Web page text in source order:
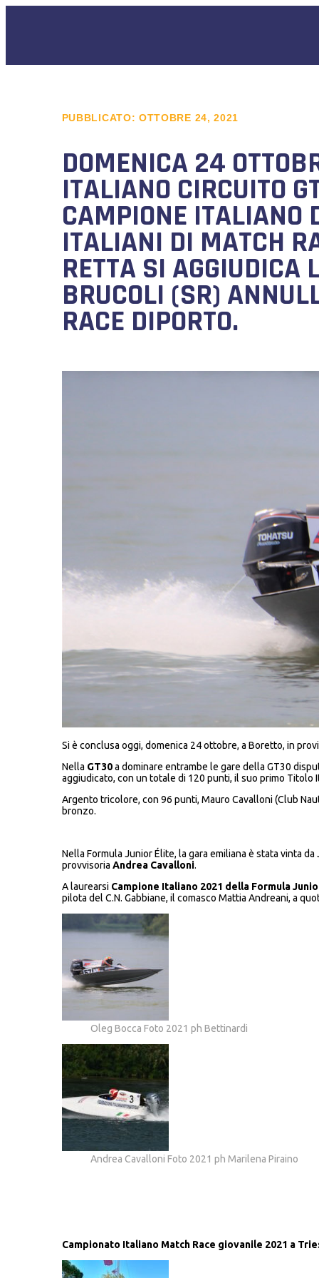
PUBBLICATO:OTTOBRE 24, 2021
DOMENICA 24
ITALIANO CIRCUITO
CAMPIONE ITALIANO
ITALIANI DI MATCH
RETTA SI
BRUCOLI (SR)
RACE DIPORTO.
Si è conclusa oggi, domenica 24 ottobre, a Boretto, in
Nella GT30a dominare entrambe le gare della GT30
aggiudicato, con un totale di 120 punti, il suo primo Titolo
Argento tricolore, con 96 punti, Mauro Cavalloni (Club
bronzo.
Nella Formula Junior Élite, la gara emiliana è stata vinta
provvisoria Andrea Cavalloni.
A laurearsi Campione Italiano 2021 della Formula
pilota del C.N. Gabbiane, il comasco Mattia Andreani, a
Oleg Bocca Foto 2021 ph Bettinardi
Andrea Cavalloni Foto 2021 ph Marilena Piraino
Campionato Italiano Match Race giovanile 2021 a